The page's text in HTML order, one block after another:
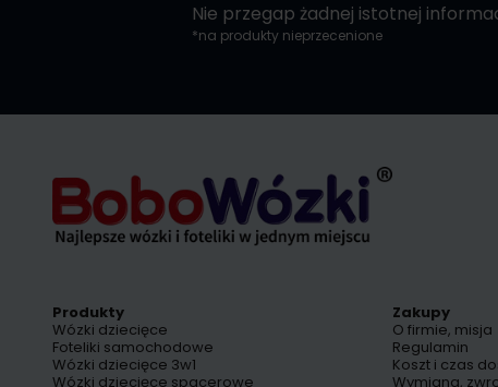
Nie przegap żadnej istotnej
*na produkty nieprzecenione
Produkty
Wózki dziecięce
Foteliki samochodowe
Wózki dziecięce 3w1
Wózki dziecięce spacerowe
Zakupy
O firmie, misja
Regulamin
Koszt i czas
Wymiana,